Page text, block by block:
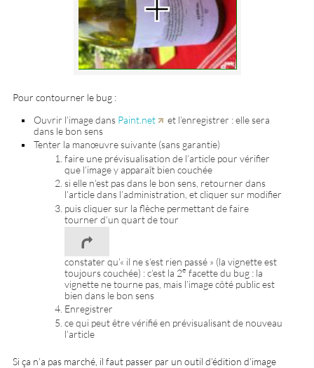
Pour contourner le bug :
Ouvrir l’image dans Paint.net
et l’enregistrer : elle sera
dans le bon sens
Tenter la manœuvre suivante (sans garantie)
faire une prévisualisation de l’article pour vérifier
que l’image y apparaît bien couchée
si elle n’est pas dans le bon sens, retourner dans
l’article dans l’administration, et cliquer sur modifier
puis cliquer sur la flèche permettant de faire
tourner d’un quart de tour
constater qu’« il ne s’est rien passé » (la vignette est
toujours couchée) : c’est la 2e facette du bug : la
vignette ne tourne pas, mais l’image côté public est
bien dans le bon sens
Enregistrer
ce qui peut être vérifié en prévisualisant de nouveau
l’article
Si ça n’a pas marché, il faut passer par un outil d’édition d’image